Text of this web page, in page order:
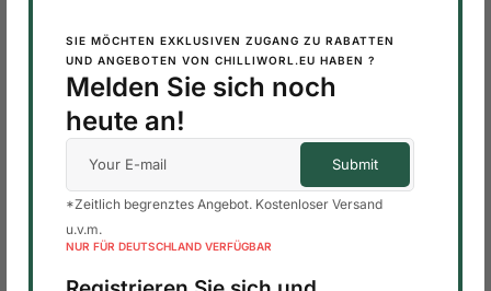
SIE MÖCHTEN EXKLUSIVEN ZUGANG ZU RABATTEN
UND ANGEBOTEN VON CHILLIWORL.EU HABEN ?
Melden Sie sich noch
heute an!
*Zeitlich begrenztes Angebot. Kostenloser Versand
u.v.m.
NUR FÜR DEUTSCHLAND VERFÜGBAR
Habanero Chocolate – Frische
Chilischoten, Schokoladenbraun
19,99€
Habanero Chocolate – Frische
Chilischoten, Schokoladenbraun
Chilischoten, Schokoladenbraun